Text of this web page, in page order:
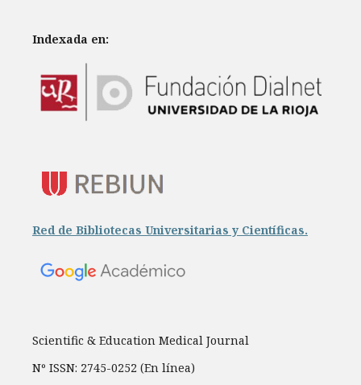
Indexada en:
Red de Bibliotecas Universitarias y Científicas.
Scientific & Education Medical Journal
Nº ISSN: 2745-0252 (En línea)